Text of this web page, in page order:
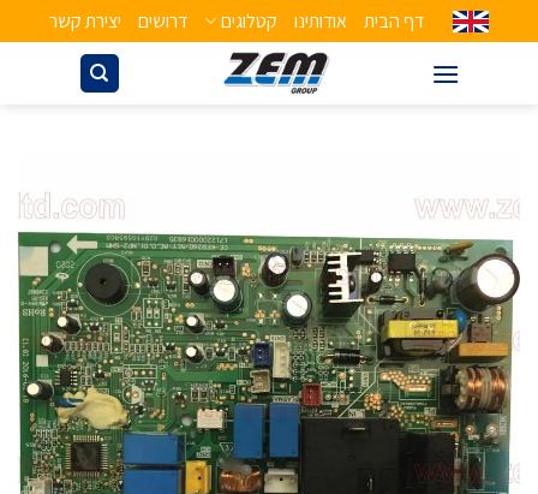
דף הבית אודותינו קטלוגים דרושים יצירת קשר